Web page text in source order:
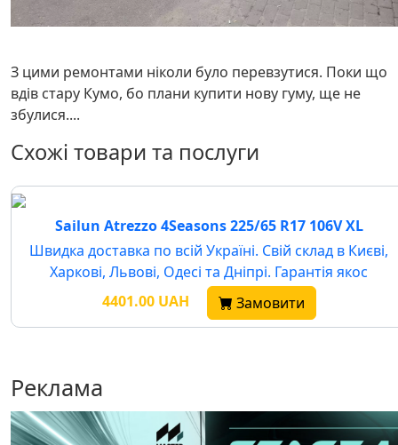
З цими ремонтами ніколи було перевзутися. Поки що
вдів стару Кумо, бо плани купити нову гуму, ще не
збулися....
Схожі товари та послуги
Sailun Atrezzo 4Seasons 225/65 R17 106V XL
Швидка доставка по всій Україні. Свій склад в Києві,
Харкові, Львові, Одесі та Дніпрі. Гарантія якос
4401.00 UAH
Замовити
Реклама